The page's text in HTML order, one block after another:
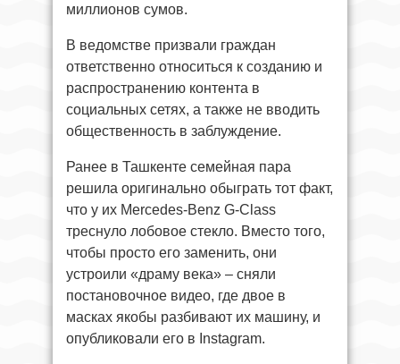
миллионов сумов.
В ведомстве призвали граждан
ответственно относиться к созданию и
распространению контента в
социальных сетях, а также не вводить
общественность в заблуждение.
Ранее в Ташкенте семейная пара
решила оригинально обыграть тот факт,
что у их Mercedes-Benz G-Class
треснуло лобовое стекло. Вместо того,
чтобы просто его заменить, они
устроили «драму века» – сняли
постановочное видео, где двое в
масках якобы разбивают их машину, и
опубликовали его в Instagram.